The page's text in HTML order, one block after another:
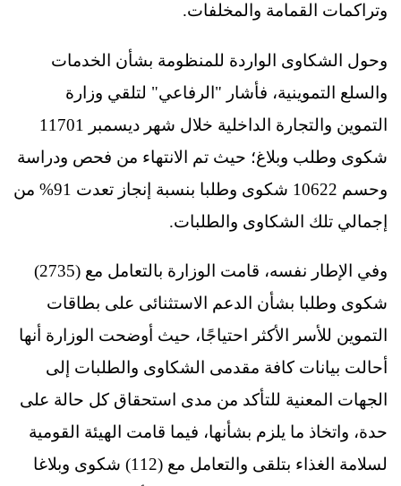
وتراكمات القمامة والمخلفات.
وحول الشكاوى الواردة للمنظومة بشأن الخدمات
والسلع التموينية، فأشار "الرفاعي" لتلقي وزارة
التموين والتجارة الداخلية خلال شهر ديسمبر 11701
شكوى وطلب وبلاغ؛ حيث تم الانتهاء من فحص ودراسة
وحسم 10622 شكوى وطلبا بنسبة إنجاز تعدت 91% من
إجمالي تلك الشكاوى والطلبات.
وفي الإطار نفسه، قامت الوزارة بالتعامل مع (2735)
شكوى وطلبا بشأن الدعم الاستثنائى على بطاقات
التموين للأسر الأكثر احتياجًا، حيث أوضحت الوزارة أنها
أحالت بيانات كافة مقدمى الشكاوى والطلبات إلى
الجهات المعنية للتأكد من مدى استحقاق كل حالة على
حدة، واتخاذ ما يلزم بشأنها، فيما قامت الهيئة القومية
لسلامة الغذاء بتلقى والتعامل مع (112) شكوى وبلاغا